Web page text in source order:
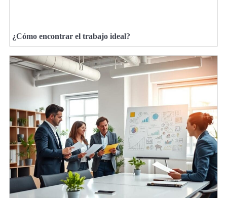
¿Cómo encontrar el trabajo ideal?